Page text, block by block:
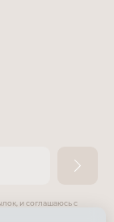
и соглашаюсь с